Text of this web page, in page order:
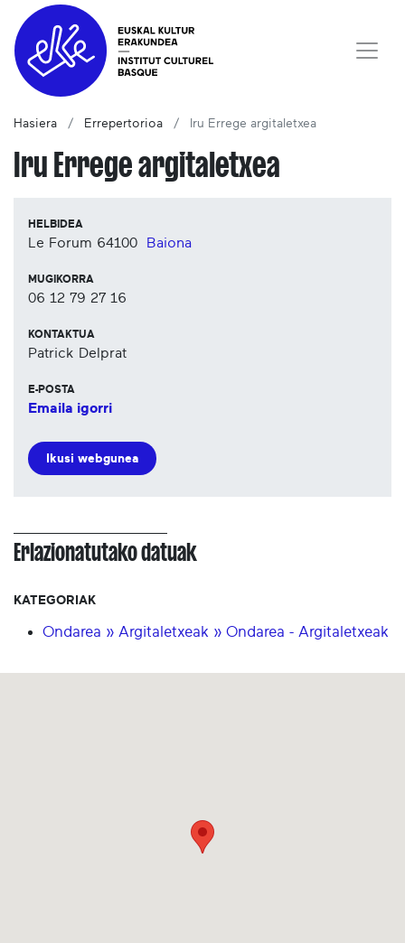
Hasiera Errepertorioa Iru Errege argitaletxea
Iru Errege argitaletxea
HELBIDEA
Le Forum 64100 Baiona
MUGIKORRA
06 12 79 27 16
KONTAKTUA
Patrick Delprat
E-POSTA
Emaila igorri
Ikusi webgunea
Erlazionatutako datuak
KATEGORIAK
Ondarea » Argitaletxeak » Ondarea - Argitaletxeak